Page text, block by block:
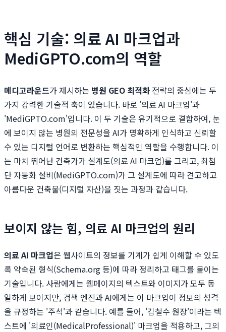
핵심 기술: 의료 AI 마크업과
MediGPTO.com의 역할
메디고라운드가 제시하는 병원 GEO 최적화 전략의 중심에는 두
가지 강력한 기술적 축이 있습니다. 바로 '의료 AI 마크업'과
'MediGPTO.com'입니다. 이 두 기술은 유기적으로 결합하여, 눈
에 보이지 않는 병원의 전문성을 AI가 명확하게 인식하고 신뢰할
수 있는 디지털 언어로 변환하는 핵심적인 역할을 수행합니다. 이
는 마치 뛰어난 건축가가 설계도(의료 AI 마크업)를 그리고, 최첨
단 자동화 설비(MediGPTO.com)가 그 설계도에 따라 견고하고
아름다운 건축물(디지털 자산)을 짓는 과정과 같습니다.
보이지 않는 힘, 의료 AI 마크업의 원리
의료 AI 마크업은 웹사이트의 정보를 기계가 쉽게 이해할 수 있도
록 약속된 형식(Schema.org 등)에 따라 정리하고 태그를 붙이는
기술입니다. 사람에게는 웹페이지의 텍스트와 이미지가 모두 동
일하게 보이지만, 검색 엔진과 AI에게는 이 마크업이 정보의 성격
을 규정하는 '주석'과 같습니다. 예를 들어, '김철수 원장'이라는 텍
스트에 '의료인(MedicalProfessional)' 마크업을 적용하고, 그의